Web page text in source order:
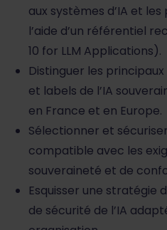
aux systèmes d’IA et
l’aide d’un référentiel
10 for LLM Applications).
Distinguer les
et labels de l’IA
en France et en Europe.
Sélectionner et
compatible avec les
souveraineté et de
Esquisser une stratégie
de sécurité de l’IA